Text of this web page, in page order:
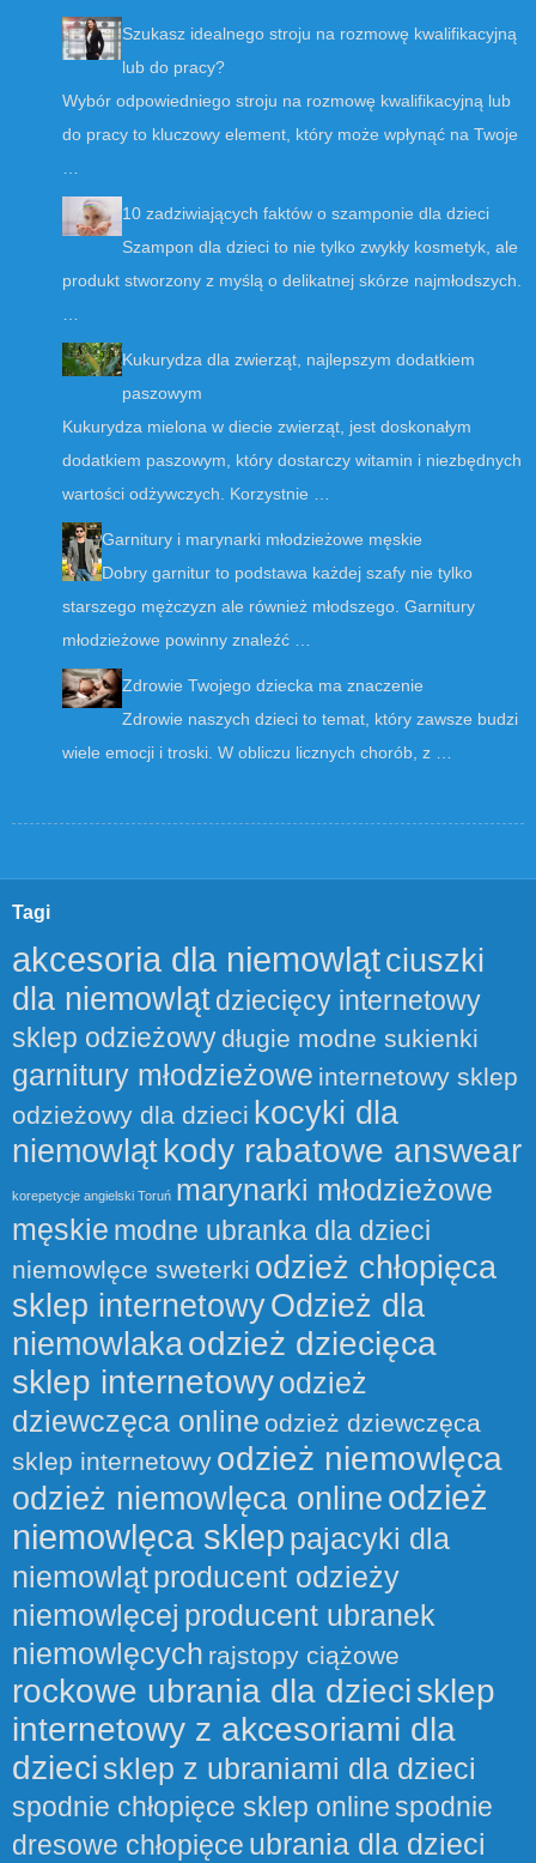
Szukasz idealnego stroju na rozmowę kwalifikacyjną
lub do pracy?
Wybór odpowiedniego stroju na rozmowę kwalifikacyjną lub
do pracy to kluczowy element, który może wpłynąć na Twoje
10 zadziwiających faktów o szamponie dla dzieci
Szampon dla dzieci to nie tylko zwykły kosmetyk, ale
produkt stworzony z myślą o delikatnej skórze najmłodszych.
Kukurydza dla zwierząt, najlepszym dodatkiem
paszowym
Kukurydza mielona w diecie zwierząt, jest doskonałym
dodatkiem paszowym, który dostarczy witamin i niezbędnych
wartości odżywczych. Korzystnie …
Garnitury i marynarki młodzieżowe męskie
Dobry garnitur to podstawa każdej szafy nie tylko
starszego mężczyzn ale również młodszego. Garnitury
młodzieżowe powinny znaleźć …
Zdrowie Twojego dziecka ma znaczenie
Zdrowie naszych dzieci to temat, który zawsze budzi
wiele emocji i troski. W obliczu licznych chorób, z …
Tagi
akcesoria dla niemowlątciuszki
dla niemowlątdziecięcy internetowy
sklep odzieżowy długie modne sukienki
garnitury młodzieżowe internetowy sklep
odzieżowy dla dzieci kocyki dla
niemowląt kody rabatowe answear
korepetycje angielski Toruń marynarki młodzieżowe
męskie modne ubranka dla dzieci
niemowlęce sweterki odzież chłopięca
sklep internetowyOdzież dla
niemowlakaodzież dziecięca
sklep internetowyodzież
dziewczęca online odzież dziewczęca
sklep internetowy odzież niemowlęca
odzież niemowlęca online odzież
niemowlęca sklep pajacyki dla
niemowlątproducent odzieży
niemowlęcej producent ubranek
niemowlęcych rajstopy ciążowe
rockowe ubrania dla dziecisklep
internetowy z akcesoriami dla
dzieci sklep z ubraniami dla dzieci
spodnie chłopięce sklep onlinespodnie
dresowe chłopięce ubrania dla dzieci